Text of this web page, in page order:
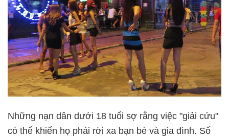
Những nạn dân dưới 18 tuổi sợ rằng việc "giải cứu"
có thể khiến họ phải rời xa bạn bè và gia đình. Số